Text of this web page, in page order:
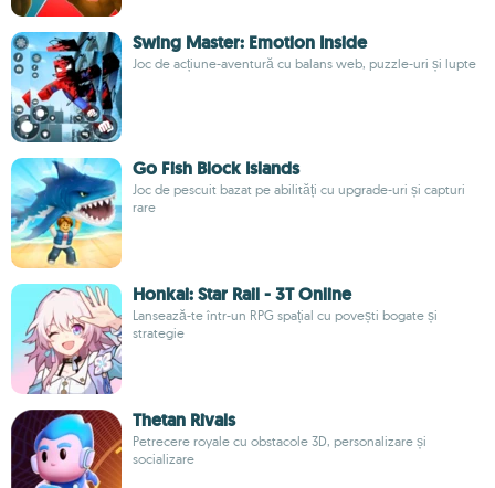
Swing Master: Emotion Inside
Joc de acțiune-aventură cu balans web, puzzle-uri și lupte
Go Fish Block Islands
Joc de pescuit bazat pe abilități cu upgrade-uri și capturi
rare
Honkai: Star Rail - 3T Online
Lansează-te într-un RPG spațial cu povești bogate și
strategie
Thetan Rivals
Petrecere royale cu obstacole 3D, personalizare și
socializare